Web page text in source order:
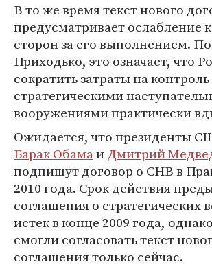
В то же время текст нового
предусматривает ослабление
сторон за его выполнением.
Приходько, это означает, что
сократить затраты на контроль
стратегическими
вооружениями практически
Ожидается, что президенты
Барак ОбамаиДмитрий
подпишут договор о СНВ в
2010 года. Срок действия
соглашения о стратегических
истек в конце 2009 года,
смогли согласовать текст
соглашения только сейчас.